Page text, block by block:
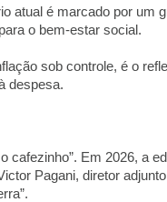
atual é marcado por um
o bem-estar social.
sob controle, é o
despesa.
cafezinho”. Em 2026, a
Pagani, diretor